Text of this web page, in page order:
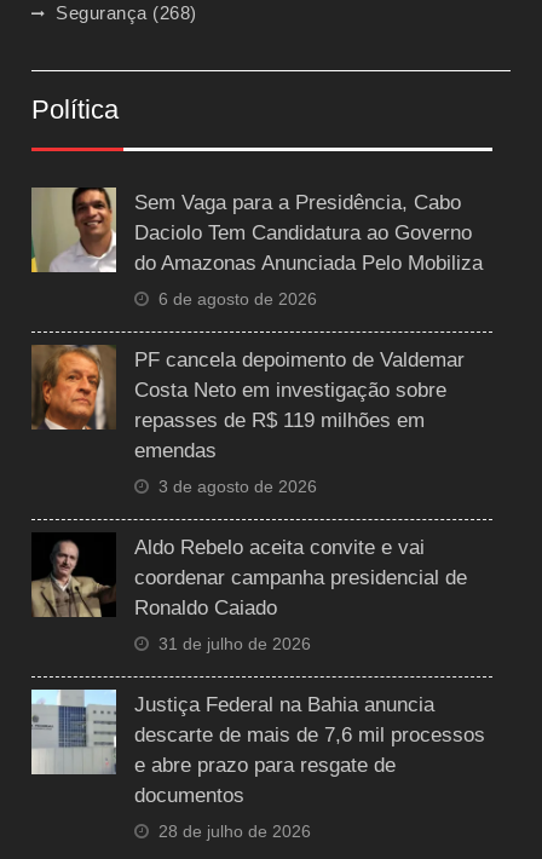
Segurança (268)
Política
Sem Vaga para a Presidência, Cabo
Daciolo Tem Candidatura ao Governo
do Amazonas Anunciada Pelo Mobiliza
6 de agosto de 2026
PF cancela depoimento de Valdemar
Costa Neto em investigação sobre
repasses de R$ 119 milhões em
emendas
3 de agosto de 2026
Aldo Rebelo aceita convite e vai
coordenar campanha presidencial de
Ronaldo Caiado
31 de julho de 2026
Justiça Federal na Bahia anuncia
descarte de mais de 7,6 mil processos
e abre prazo para resgate de
documentos
28 de julho de 2026